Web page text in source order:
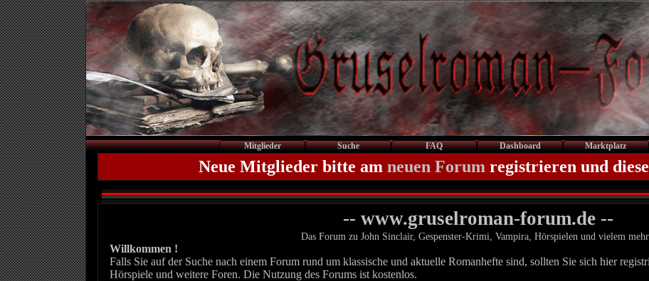
Mitglieder Suche FAQ Dashboard Marktplatz
Neue Mitglieder bitte am neuen Forum registrieren und
-- www.gruselroman-forum.de --
Das Forum zu John Sinclair, Gespenster-Krimi, Vampira, Hörspielen und vielem
Willkommen !
Falls Sie auf der Suche nach einem Forum rund um klassische und aktuelle Romanhefte sind, sollten Sie sich hier
Hörspiele und weitere Foren. Die Nutzung des Forums ist kostenlos.